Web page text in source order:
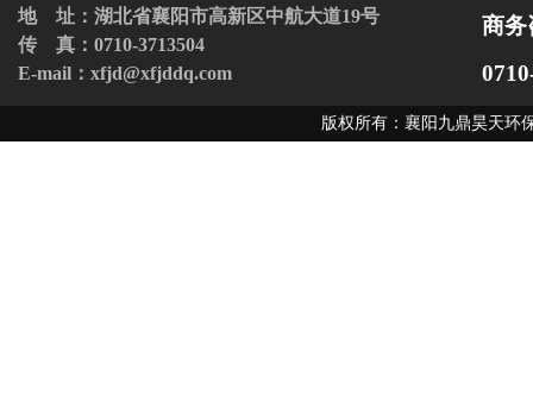
地 址：湖北省襄阳市高新区中航大道19号
传 真：0710-3713504
E-mail：xfjd@xfjddq.com
商务
版权所有：襄阳九鼎昊天